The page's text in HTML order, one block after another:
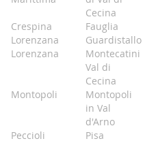
Cecina
Crespina
Lorenzana
Fauglia
Guardistallo
Lorenzana
Montecatini
Val di
Cecina
Montopoli
Montopoli
in Val
d'Arno
Peccioli Pisa